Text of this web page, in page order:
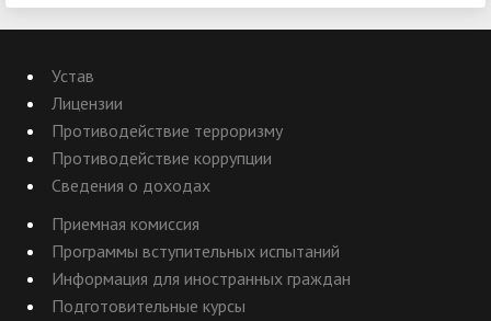
Устав
Лицензии
Противодействие терроризму
Противодействие коррупции
Сведения о доходах
Приемная комиссия
Программы вступительных испытаний
Информация для иностранных граждан
Подготовительные курсы